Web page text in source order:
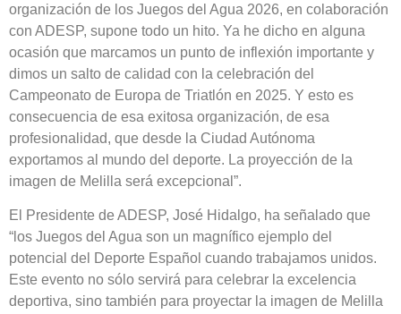
organización de los Juegos del Agua 2026, en colaboración
con ADESP, supone todo un hito. Ya he dicho en alguna
ocasión que marcamos un punto de inflexión importante y
dimos un salto de calidad con la celebración del
Campeonato de Europa de Triatlón en 2025. Y esto es
consecuencia de esa exitosa organización, de esa
profesionalidad, que desde la Ciudad Autónoma
exportamos al mundo del deporte. La proyección de la
imagen de Melilla será excepcional”.
El Presidente de ADESP, José Hidalgo, ha señalado que
“los Juegos del Agua son un magnífico ejemplo del
potencial del Deporte Español cuando trabajamos unidos.
Este evento no sólo servirá para celebrar la excelencia
deportiva, sino también para proyectar la imagen de Melilla